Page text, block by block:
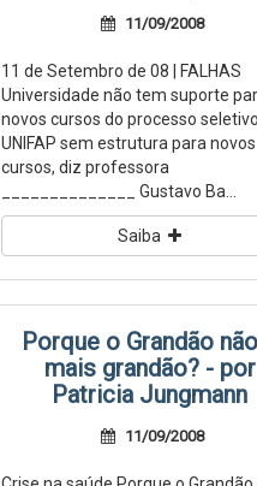
11/09/2008
11 de Setembro de 08 | FALHAS
Universidade não tem suporte
novos cursos do processo seletivo
UNIFAP sem estrutura para novos
cursos, diz professora
______________ Gustavo Ba...
Saiba
Porque o Grandão
mais grandão? - por
Patricia Jungmann
11/09/2008